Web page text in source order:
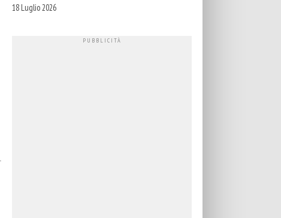
18 Luglio 2026